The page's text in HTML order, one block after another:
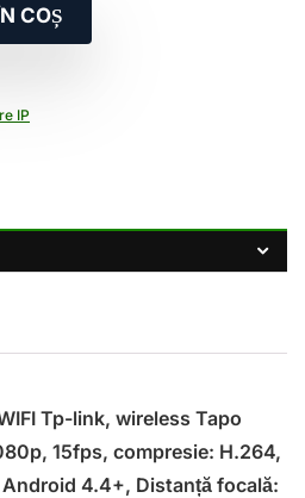
COȘ
IP
Tp-link, wireless Tapo
15fps, compresie: H.264,
4.4+, Distanță focală: